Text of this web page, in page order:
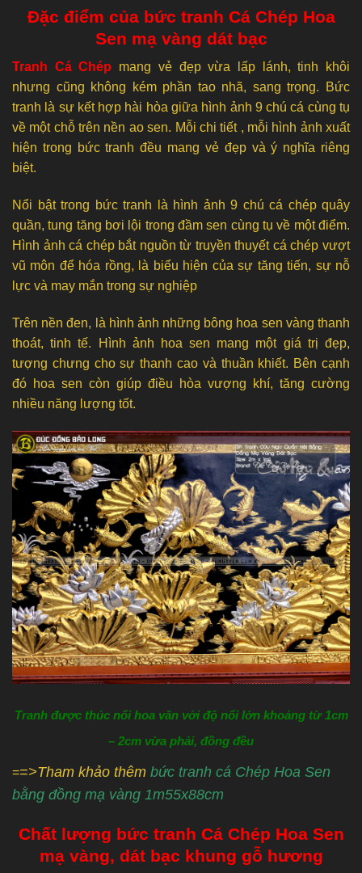
Đặc điểm của bức tranh Cá Chép Hoa
Sen mạ vàng dát bạc
Tranh Cá Chép mang vẻ đẹp vừa lấp lánh, tinh khôi
nhưng cũng không kém phần tao nhã, sang trọng. Bức
tranh là sự kết hợp hài hòa giữa hình ảnh 9 chú cá cùng tụ
về một chỗ trên nền ao sen. Mỗi chi tiết , mỗi hình ảnh xuất
hiện trong bức tranh đều mang vẻ đẹp và ý nghĩa riêng
biệt.
Nổi bật trong bức tranh là hình ảnh 9 chú cá chép quây
quần, tung tăng bơi lội trong đầm sen cùng tụ về một điểm.
Hình ảnh cá chép bắt nguồn từ truyền thuyết cá chép vượt
vũ môn để hóa rồng, là biểu hiện của sự tăng tiến, sự nỗ
lực và may mắn trong sự nghiệp
Trên nền đen, là hình ảnh những bông hoa sen vàng thanh
thoát, tinh tế. Hình ảnh hoa sen mang một giá trị đẹp,
tượng chưng cho sự thanh cao và thuần khiết. Bên cạnh
đó hoa sen còn giúp điều hòa vượng khí, tăng cường
nhiều năng lượng tốt.
Tranh được thúc nổi hoa văn với độ nổi lớn khoảng từ 1cm
– 2cm vừa phải, đồng đều
==>Tham khảo thêm bức tranh cá Chép Hoa Sen
bằng đồng mạ vàng 1m55x88cm
Chất lượng bức tranh Cá Chép Hoa Sen
mạ vàng, dát bạc khung gỗ hương